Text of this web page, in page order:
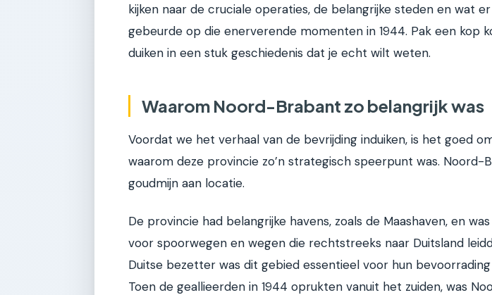
kijken naar de cruciale operaties, de belangrijke steden en wat
gebeurde op die enerverende momenten in 1944. Pak een kop
duiken in een stuk geschiedenis dat je echt wilt weten.
Waarom Noord-Brabant zo belangrijk was
Voordat we het verhaal van de bevrijding induiken, is het goed
waarom deze provincie zo’n strategisch speerpunt was. Noord-
goudmijn aan locatie.
De provincie had belangrijke havens, zoals de Maashaven, en
voor spoorwegen en wegen die rechtstreeks naar Duitsland
Duitse bezetter was dit gebied essentieel voor hun
Toen de geallieerden in 1944 oprukten vanuit het zuiden, was